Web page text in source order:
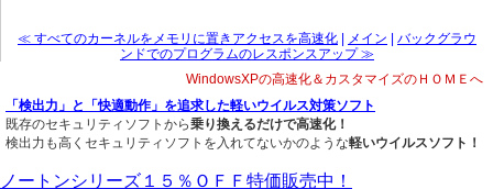
≪ すべてのカーネルをメモリに置きアクセスを高速化 | メイン | バックグラウ
ンドでのプログラムのレスポンスアップ ≫
WindowsXPの高速化＆カスタマイズのＨＯＭＥへ
「検出力」と「快適動作」を追求した軽いウイルス対策ソフト
既存のセキュリティソフトから乗り換えるだけで高速化！
検出力も高くセキュリティソフトを入れてないかのような軽いウイルスソフト！
ノートンシリーズ１５％ＯＦＦ特価販売中！